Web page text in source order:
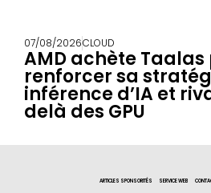
07/08/2026CLOUD
AMD achète Taalas
renforcer sa
inférence d’IA et
delà des GPU
ARTICLES SPONSORITÉS SERVICE WEB